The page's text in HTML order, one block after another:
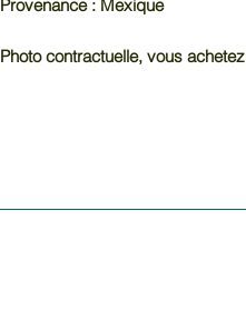
Provenance : Mexique
Photo contractuelle, vous